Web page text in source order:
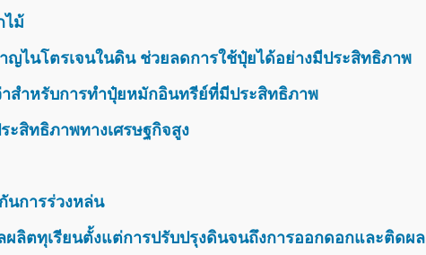
ไม้
ไนโตรเจนในดิน ช่วยลดการใช้ปุ๋ยได้อย่างมีประสิทธิภาพ
สำหรับการทำปุ๋ยหมักอินทรีย์ที่มีประสิทธิภาพ
สิทธิภาพทางเศรษฐกิจสูง
นการร่วงหล่น
ลิตทุเรียนตั้งแต่การปรับปรุงดินจนถึงการออกดอกและติดผล